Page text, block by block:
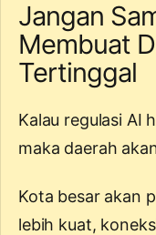
Jangan
Membuat
Tertinggal
Kalau regulasi AI
maka daerah
Kota besar akan
lebih kuat,